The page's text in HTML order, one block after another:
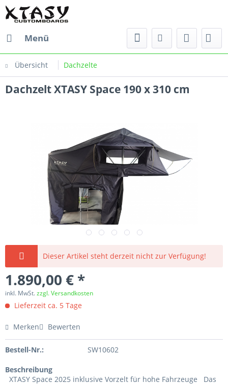
Menü
Übersicht Dachzelte
Dachzelt XTASY Space 190 x 310 cm
Dieser Artikel steht derzeit nicht zur Verfügung!
1.890,00 € *
inkl. MwSt.zzgl. Versandkosten
Lieferzeit ca. 5 Tage
Merken Bewerten
Bestell-Nr.: SW10602
Beschreibung
XTASY Space 2025 inklusive Vorzelt für hohe Fahrzeuge Das